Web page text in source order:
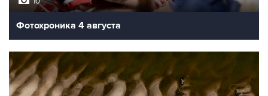
Фотохроника 4 августа